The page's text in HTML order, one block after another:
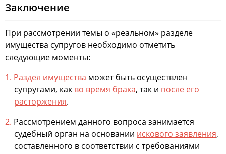
Заключение
При рассмотрении темы о «реальном» разделе
имущества супругов необходимо отметить
следующие моменты:
Раздел имущества может быть осуществлен
супругами, как во время брака, так и после его
расторжения.
Рассмотрением данного вопроса занимается
судебный орган на основании искового заявления,
составленного в соответствии с требованиями